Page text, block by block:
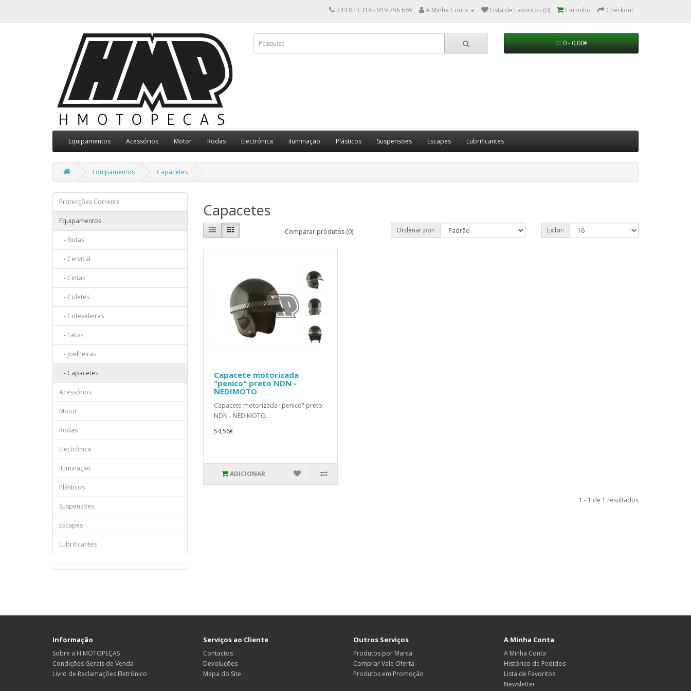
244 823 318 - 919 796 669 A Minha Conta Lista de Favoritos (0) Carrinho Checkout
0 - 0,00€
Equipamentos Acessórios Motor Rodas Electrónica iIuminação Plásticos Suspensões Escapes Lubrificantes
Equipamentos Capacetes
Protecções Corrente
Equipamentos
- Botas
- Cervical
- Cintas
- Coletes
- Coteveleiras
- Fatos
- Joelheiras
- Capacetes
Acessórios
Motor
Rodas
Electrónica
iIuminação
Plásticos
Suspensões
Escapes
Lubrificantes
Capacetes
Comparar produtos (0) Ordenar por: Exibir:
Capacete motorizada
"penico" preto NDN -
NEDIMOTO
Capacete motorizada "penico" preto
NDN - NEDIMOTO..
54,56€
ADICIONAR
1 - 1 de 1 resultados
Informação
Sobre a H MOTOPEÇAS
Condições Gerais de Venda
Livro de Reclamações Eletrónico
Serviços ao Cliente
Contactos
Devoluções
Mapa do Site
Outros Serviços
Produtos por Marca
Comprar Vale Oferta
Produtos em Promoção
A Minha Conta
A Minha Conta
Histórico de Pedidos
Lista de Favoritos
Newsletter